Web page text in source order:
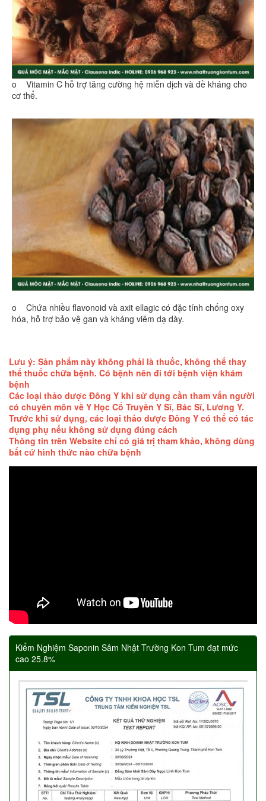
o Vitamin C hỗ trợ tăng cường hệ miễn dịch và đề kháng cho
cơ thể.
o Chứa nhiều flavonoid và axit ellagic có đặc tính chống oxy
hóa, hỗ trợ bảo vệ gan và kháng viêm dạ dày.
Lưu ý: Sản phẩm này không phải là thuốc, không thể thay
thế thuốc chữa bệnh. Có bệnh nên đi tới bệnh viện khám
bệnh
Các loại thảo dược Đông Y khi sử dụng cần tham vấn người
có chuyên môn về Y Học Cổ Truyền Y Sĩ, Bác Sĩ, Lương Y.
Trước khi sử dụng, các loại thảo dược Đông Y có thể có tác
dụng phụ nếu không sử dụng đúng cách
Thông tin trên Website chỉ có giá trị tham khảo, không dùng
bất cứ hình thức nào chữa bệnh
Kiểm Nghiệm Saponin Sâm Nhật Trường Kon Tum đạt mức
cao 25.8%